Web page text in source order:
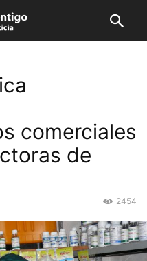
comerciales
de
2454